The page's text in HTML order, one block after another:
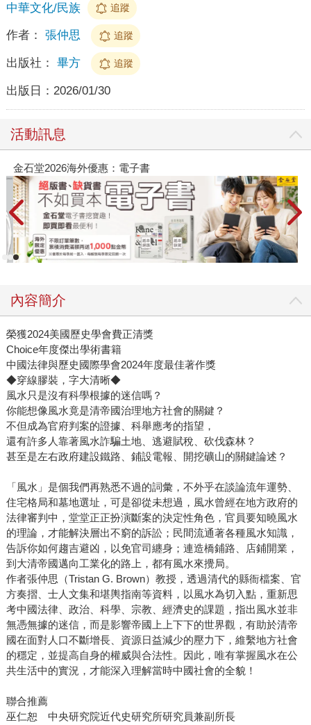
中華文化/民族
追蹤
作者： 張仲思 追蹤
出版社： 畢方 追蹤
出版日： 2026/01/30
活動訊息
金石堂2026海外優惠：電子書
內容簡介
榮獲2024美國歷史學會費正清獎
Choice年度傑出學術書籍
中國法律與歷史國際學會2024年度最佳著作獎
◆穿線膠裝，字大清晰◆
風水只是沒有科學根據的迷信嗎？
你能想像風水竟是清帝國治理地方社會的關鍵？
不但成為官府判案的證據、科舉應考的指望，
還有許多人靠著風水詐騙土地、逃避賦稅、砍伐森林？
甚至是左右政府建設鐵路、鋪設電報、開挖礦山的關鍵論述？
「風水」是個我們再熟悉不過的詞彙，不外乎在談論流年運勢、
住宅格局和墓地選址，可是卻從未想過，風水曾經在地方政府的
法律審判中，堂堂正正扮演斷案的決定性角色，官員要知曉風水
的理論，才能解決層出不窮的訴訟；民間流通著各種風水知識，
告訴你如何趨吉避凶，以免官司纏身；連造橋鋪路、店鋪開業，
到大清帝國邁向工業化的路上，都有風水來攪局。
作者張仲思（Tristan G. Brown）教授，透過清代的縣衙檔案、官
方奏摺、士人文集和堪輿指南等資料，以風水為切入點，重新思
考中國法律、政治、科學、宗教、經濟史的課題，指出風水並非
無憑無據的迷信，而是影響帝國上上下下的世界觀，有助於清帝
國在面對人口不斷增長、資源日益減少的壓力下，維繫地方社會
的穩定，並提高自身的權威與合法性。因此，唯有掌握風水在公
共生活中的實況，才能深入理解當時中國社會的全貌！
聯合推薦
巫仁恕 中央研究院近代史研究所研究員兼副所長